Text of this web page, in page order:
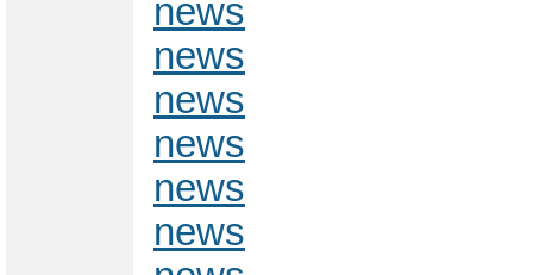
news
news
news
news
news
news